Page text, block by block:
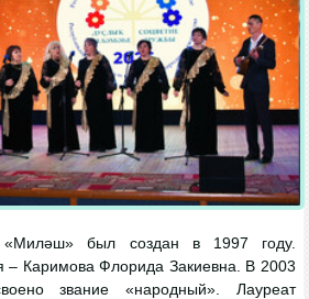
«Миләш» был создан в 1997 году.
– Каримова Флорида Закиевна. В 2003
звание «народный». Лауреат